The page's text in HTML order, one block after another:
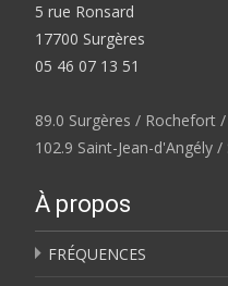
5 rue Ronsard
17700 Surgères
05 46 07 13 51
89.0 Surgères / Rochefort
102.9 Saint-Jean-d'Angély
À propos
FRÉQUENCES